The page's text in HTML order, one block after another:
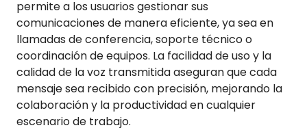
permite a los usuarios gestionar sus
comunicaciones de manera eficiente, ya sea en
llamadas de conferencia, soporte técnico o
coordinación de equipos. La facilidad de uso y la
calidad de la voz transmitida aseguran que cada
mensaje sea recibido con precisión, mejorando la
colaboración y la productividad en cualquier
escenario de trabajo.